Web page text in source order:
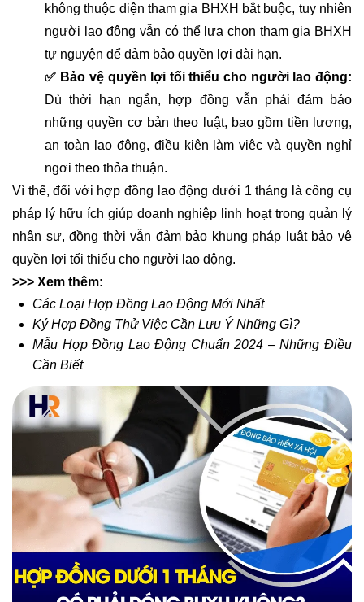
không thuộc diện tham gia BHXH bắt buộc, tuy nhiên
người lao động vẫn có thể lựa chọn tham gia BHXH
tự nguyện để đảm bảo quyền lợi dài hạn.
✅ Bảo vệ quyền lợi tối thiểu cho người lao động:
Dù thời hạn ngắn, hợp đồng vẫn phải đảm bảo
những quyền cơ bản theo luật, bao gồm tiền lương,
an toàn lao động, điều kiện làm việc và quyền nghỉ
ngơi theo thỏa thuận.
Vì thế, đối với hợp đồng lao động dưới 1 tháng là công cụ
pháp lý hữu ích giúp doanh nghiệp linh hoạt trong quản lý
nhân sự, đồng thời vẫn đảm bảo khung pháp luật bảo vệ
quyền lợi tối thiểu cho người lao động.
>>> Xem thêm:
Các Loại Hợp Đồng Lao Động Mới Nhất
Ký Hợp Đồng Thử Việc Cần Lưu Ý Những Gì?
Mẫu Hợp Đồng Lao Động Chuẩn 2024 – Những Điều
Cần Biết